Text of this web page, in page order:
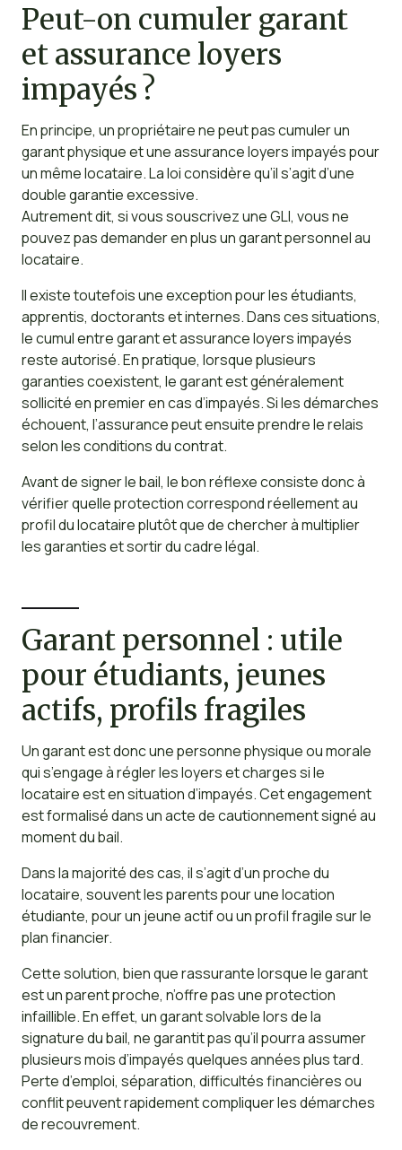
Peut-on cumuler garant
et assurance loyers
impayés ?
En principe, un propriétaire ne peut pas cumuler un
garant physique et une assurance loyers impayés pour
un même locataire. La loi considère qu’il s’agit d’une
double garantie excessive.
Autrement dit, si vous souscrivez une GLI, vous ne
pouvez pas demander en plus un garant personnel au
locataire.
Il existe toutefois une exception pour les étudiants,
apprentis, doctorants et internes. Dans ces situations,
le cumul entre garant et assurance loyers impayés
reste autorisé. En pratique, lorsque plusieurs
garanties coexistent, le garant est généralement
sollicité en premier en cas d’impayés. Si les démarches
échouent, l’assurance peut ensuite prendre le relais
selon les conditions du contrat.
Avant de signer le bail, le bon réflexe consiste donc à
vérifier quelle protection correspond réellement au
profil du locataire plutôt que de chercher à multiplier
les garanties et sortir du cadre légal.
Garant personnel : utile
pour étudiants, jeunes
actifs, profils fragiles
Un garant est donc une personne physique ou morale
qui s’engage à régler les loyers et charges si le
locataire est en situation d’impayés. Cet engagement
est formalisé dans un acte de cautionnement signé au
moment du bail.
Dans la majorité des cas, il s’agit d’un proche du
locataire, souvent les parents pour une location
étudiante, pour un jeune actif ou un profil fragile sur le
plan financier.
Cette solution, bien que rassurante lorsque le garant
est un parent proche, n’offre pas une protection
infaillible. En effet, un garant solvable lors de la
signature du bail, ne garantit pas qu’il pourra assumer
plusieurs mois d’impayés quelques années plus tard.
Perte d’emploi, séparation, difficultés financières ou
conflit peuvent rapidement compliquer les démarches
de recouvrement.